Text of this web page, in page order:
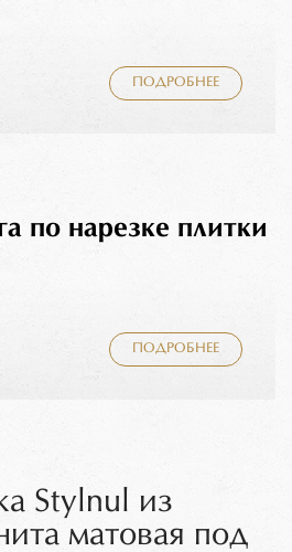
ПОДРОБНЕЕ
по нарезке плитки
ПОДРОБНЕЕ
Stylnul из
матовая под